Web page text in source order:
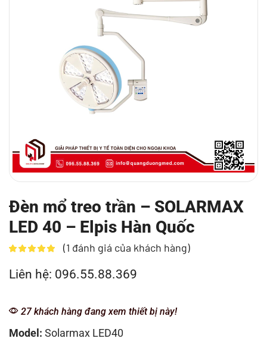
Đèn mổ treo trần – SOLARMAX
LED 40 – Elpis Hàn Quốc
(1 đánh giá của khách hàng)
Liên hệ: 096.55.88.369
27 khách hàng đang xem thiết bị này!
Model: Solarmax LED40